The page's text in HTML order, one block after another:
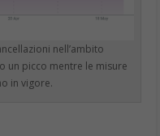
nell’ambito
un picco mentre le misure